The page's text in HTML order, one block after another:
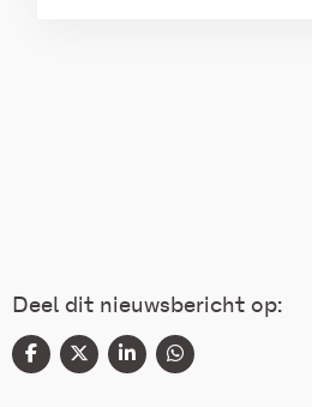
Deel dit nieuwsbericht op: